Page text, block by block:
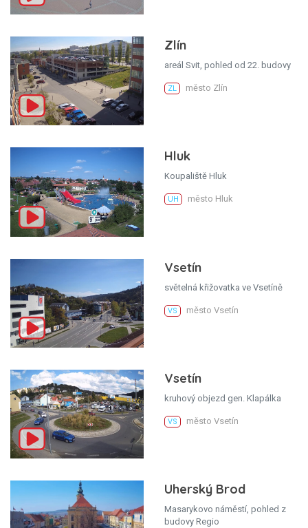
Zlín
areál Svit, pohled od 22. budovy
ZL město Zlín
Hluk
Koupaliště Hluk
UH město Hluk
Vsetín
světelná křižovatka ve Vsetíně
VS město Vsetín
Vsetín
kruhový objezd gen. Klapálka
VS město Vsetín
Uherský Brod
Masarykovo náměstí, pohled z
budovy Regio